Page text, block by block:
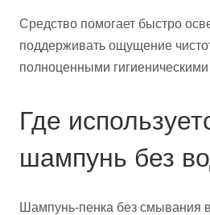
Средство помогает быстро
поддерживать ощущение
полноценными
Где
шампунь без
Шампунь-пенка без смывания